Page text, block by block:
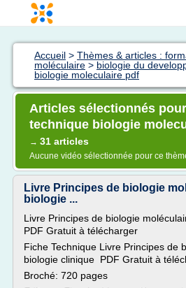
Accueil > Thèmes & articles :
moléculaire > biologie du
biologie moleculaire pdf
Articles sélectionnés
technique biologie
→ 31 articles
Aucune vidéo sélectionnée pour ce
Livre Principes de biologie
biologie ...
Livre Principes de biologie
PDF Gratuit à télécharger
Fiche Technique Livre Principes de
biologie clinique PDF Gratuit à
Broché: 720 pages